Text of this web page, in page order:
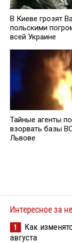
В Киеве грозят
польскими
всей Украине
Тайные агенты
взорвать базы
Львове
Интересное за
1
Как
августа